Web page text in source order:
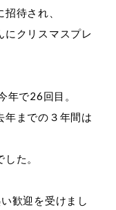
待され、
にクリスマスプレ
年で26回目。
年までの３年間は
た。
歓迎を受けまし